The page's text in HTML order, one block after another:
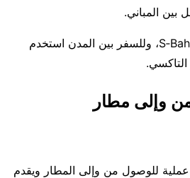
بين المباني.
للسرعة والاقتصاد اختر S‑Bahn، وللسفر بين المدن استخدم
وإلى مطار
يشرح 5 طرق عملية للوصول من وإلى المطار ويقدم